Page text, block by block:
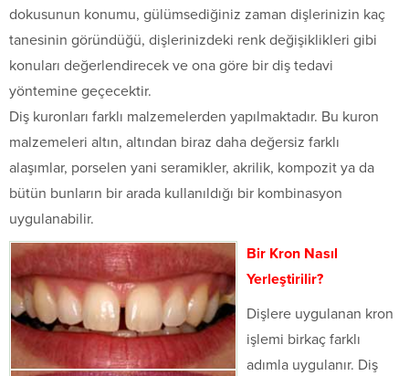
dokusunun konumu, gülümsediğiniz zaman dişlerinizin kaç
tanesinin göründüğü, dişlerinizdeki renk değişiklikleri gibi
konuları değerlendirecek ve ona göre bir diş tedavi
yöntemine geçecektir.
Diş kuronları farklı malzemelerden yapılmaktadır. Bu kuron
malzemeleri altın, altından biraz daha değersiz farklı
alaşımlar, porselen yani seramikler, akrilik, kompozit ya da
bütün bunların bir arada kullanıldığı bir kombinasyon
uygulanabilir.
Bir Kron Nasıl
Yerleştirilir?
Dişlere uygulanan kron
işlemi birkaç farklı
adımla uygulanır. Diş